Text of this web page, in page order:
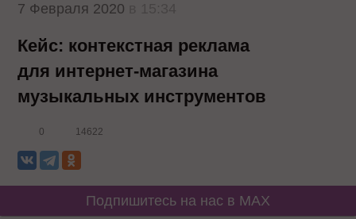
7 Февраля 2020
Кейс: контекстная реклама
для интернет-магазина
музыкальных инструментов
0 14622
Подпишитесь на нас в MAX